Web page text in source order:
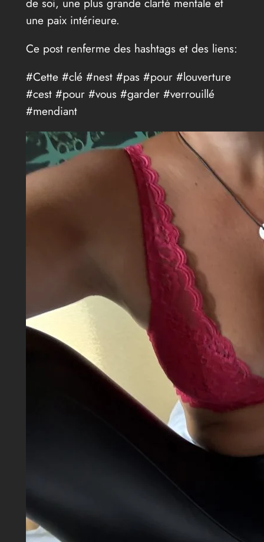
une paix intérieure.
Ce post renferme des hashtags et des liens:
#Cette #clé #nest #pas #pour #louverture
#cest #pour #vous #garder #verrouillé
#mendiant